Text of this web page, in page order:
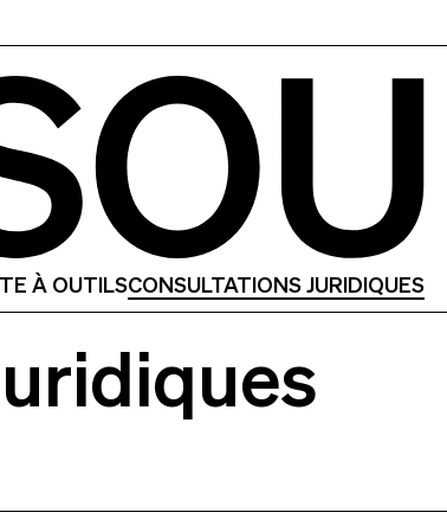
À OUTILSCONSULTATIONS JURIDIQUES